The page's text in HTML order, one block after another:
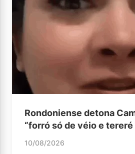
Rondoniense detona
“forró só de véio e tereré
10/08/2026